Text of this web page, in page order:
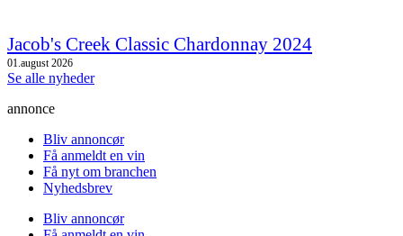
Jacob's Creek Classic Chardonnay 2024
01.august 2026
Se alle nyheder
annonce
Bliv annoncør
Få anmeldt en vin
Få nyt om branchen
Nyhedsbrev
Bliv annoncør